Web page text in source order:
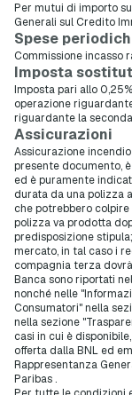
Per mutui di importo
Generali sul Credito
Spese
Commissione incasso
Imposta
Imposta pari allo
operazione
riguardante la
Assicurazioni
Assicurazione
presente documento,
ed è puramente
durata da una polizza
che potrebbero
polizza va prodotta
predisposizione
mercato, in tal caso i
compagnia terza
Banca sono riportati
nonché nelle
Consumatori" nella
nella sezione
casi in cui è
offerta dalla BNL ed
Rappresentanza
Paribas .